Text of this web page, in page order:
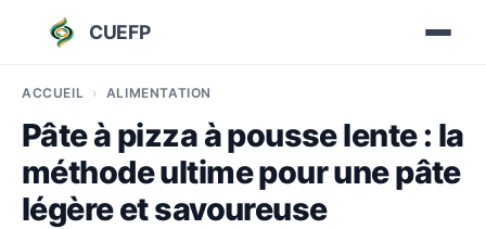
CUEFP
ACCUEIL ALIMENTATION
Pâte à pizza à pousse lente : la
méthode ultime pour une pâte
légère et savoureuse